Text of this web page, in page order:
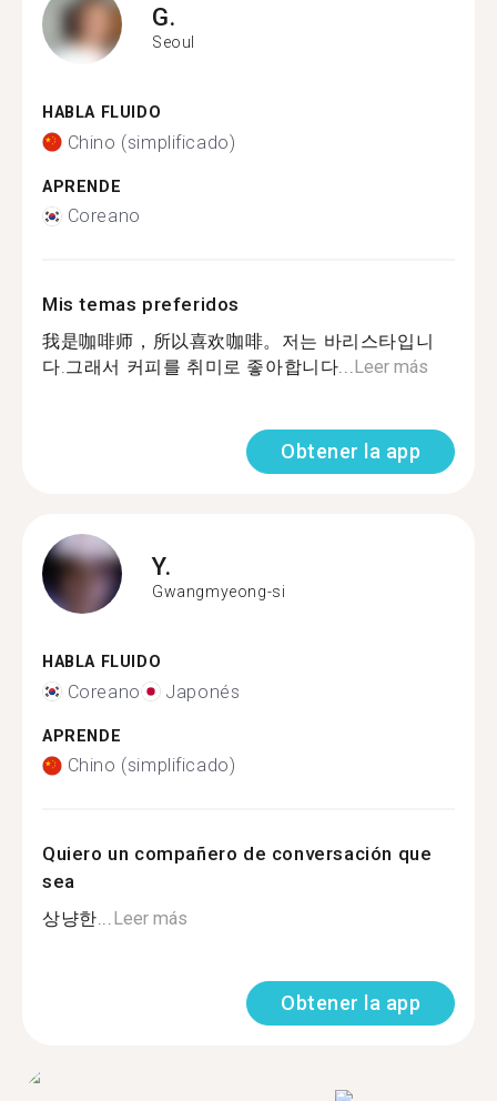
G.
Seoul
HABLA FLUIDO
Chino (simplificado)
APRENDE
Coreano
Mis temas preferidos
我是咖啡师，所以喜欢咖啡。저는 바리스타입니
다.그래서 커피를 취미로 좋아합니다...Leer más
Obtener la app
Y.
Gwangmyeong-si
HABLA FLUIDO
Coreano Japonés
APRENDE
Chino (simplificado)
Quiero un compañero de conversación que
sea
상냥한...Leer más
Obtener la app